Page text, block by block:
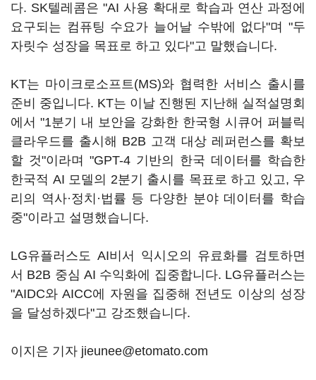
다. SK텔레콤은 "AI 사용 확대로 학습과 연산 과정에
요구되는 컴퓨팅 수요가 늘어날 수밖에 없다"며 "두
자릿수 성장을 목표로 하고 있다"고 말했습니다.
KT는 마이크로소프트(MS)와 협력한 서비스 출시를
준비 중입니다. KT는 이날 진행된 지난해 실적설명회
에서 "1분기 내 보안을 강화한 한국형 시큐어 퍼블릭
클라우드를 출시해 B2B 고객 대상 레퍼런스를 확보
할 것"이라며 "GPT-4 기반의 한국 데이터를 학습한
한국적 AI 모델의 2분기 출시를 목표로 하고 있고, 우
리의 역사·정치·법률 등 다양한 분야 데이터를 학습
중"이라고 설명했습니다.
LG유플러스도 AI비서 익시오의 유료화를 검토하면
서 B2B 중심 AI 수익화에 집중합니다. LG유플러스는
"AIDC와 AICC에 자원을 집중해 전년도 이상의 성장
을 달성하겠다"고 강조했습니다.
이지은 기자 jieunee@etomato.com